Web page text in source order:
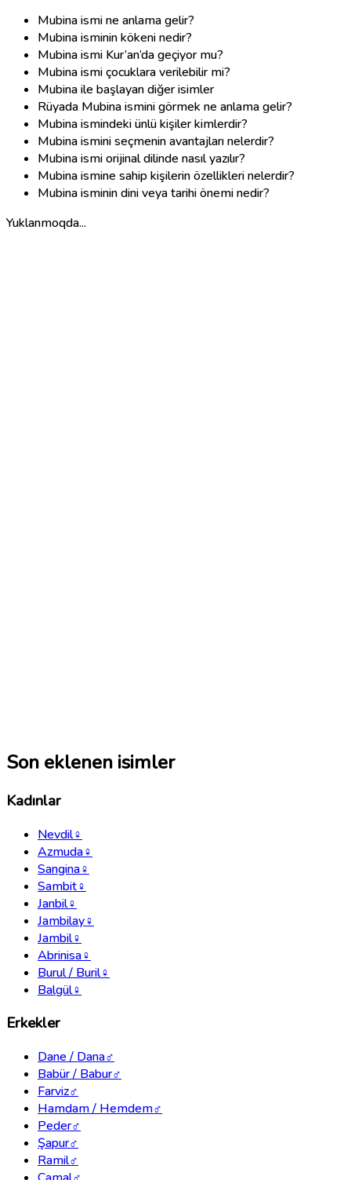
Mubina ismi ne anlama gelir?
Mubina isminin kökeni nedir?
Mubina ismi Kur’an’da geçiyor mu?
Mubina ismi çocuklara verilebilir mi?
Mubina ile başlayan diğer isimler
Rüyada Mubina ismini görmek ne anlama gelir?
Mubina ismindeki ünlü kişiler kimlerdir?
Mubina ismini seçmenin avantajları nelerdir?
Mubina ismi orijinal dilinde nasıl yazılır?
Mubina ismine sahip kişilerin özellikleri nelerdir?
Mubina isminin dini veya tarihi önemi nedir?
Yuklanmoqda...
Son eklenen isimler
Kadınlar
Nevdil♀
Azmuda♀
Sangina♀
Sambit♀
Janbil♀
Jambilay♀
Jambil♀
Abrinisa♀
Burul / Buril♀
Balgül♀
Erkekler
Dane / Dana♂
Babür / Babur♂
Farviz♂
Hamdam / Hemdem♂
Peder♂
Şapur♂
Ramil♂